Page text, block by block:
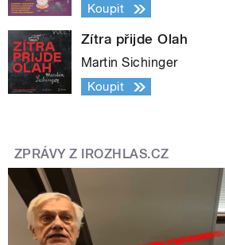
Koupit
Zítra přijde Olah
Martin Sichinger
Koupit
ZPRÁVY Z IROZHLAS.CZ